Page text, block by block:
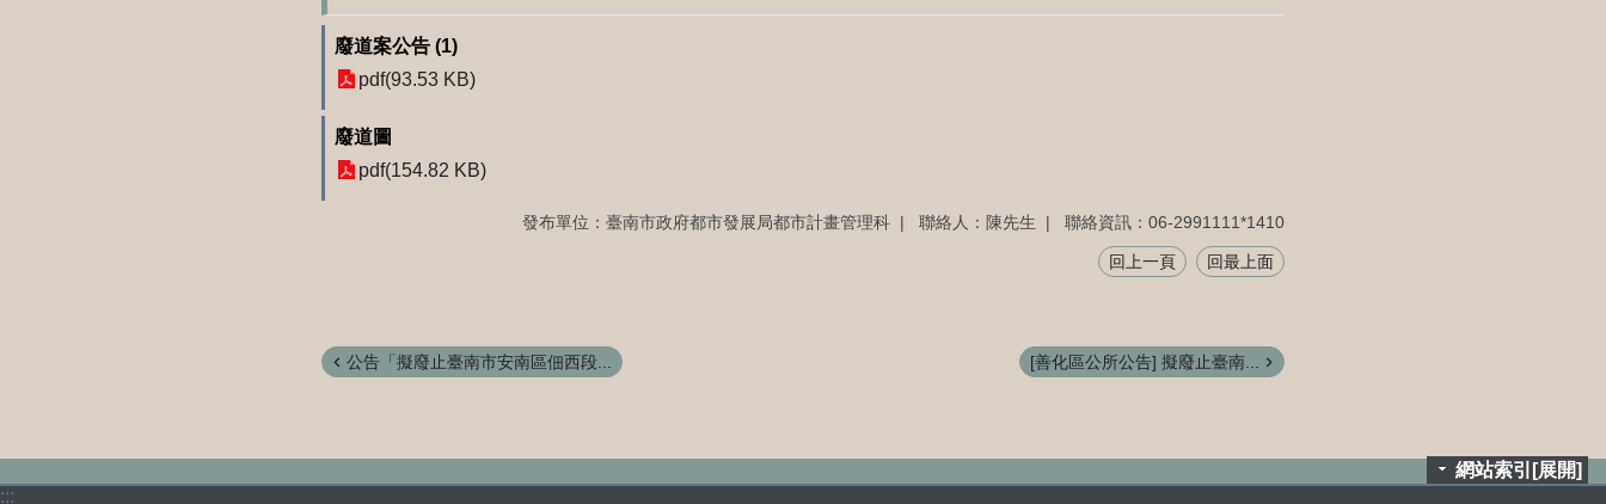
廢道案公告 (1)
pdf(93.53 KB)
廢道圖
pdf(154.82 KB)
發布單位：臺南市政府都市發展局都市計畫管理科 聯絡人：陳先生 聯絡資訊：06-2991111*1410
回上一頁 回最上面
公告「擬廢止臺南市安南區佃西段... [善化區公所公告] 擬廢止臺南...
網站索引[展開]
:::